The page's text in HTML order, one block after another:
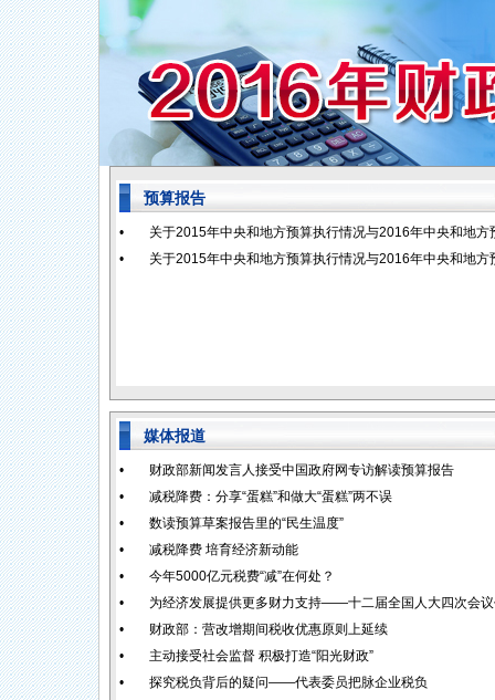
预算报告
•
关于2015年中央和地方预算执行情况与2016年中央和地方
•
关于2015年中央和地方预算执行情况与2016年中央和地方
媒体报道
•
财政部新闻发言人接受中国政府网专访解读预算报告
•
减税降费：分享“蛋糕”和做大“蛋糕”两不误
•
数读预算草案报告里的“民生温度”
•
减税降费 培育经济新动能
•
今年5000亿元税费“减”在何处？
•
为经济发展提供更多财力支持——十二届全国人大四次会
•
财政部：营改增期间税收优惠原则上延续
•
主动接受社会监督 积极打造“阳光财政”
•
探究税负背后的疑问——代表委员把脉企业税负